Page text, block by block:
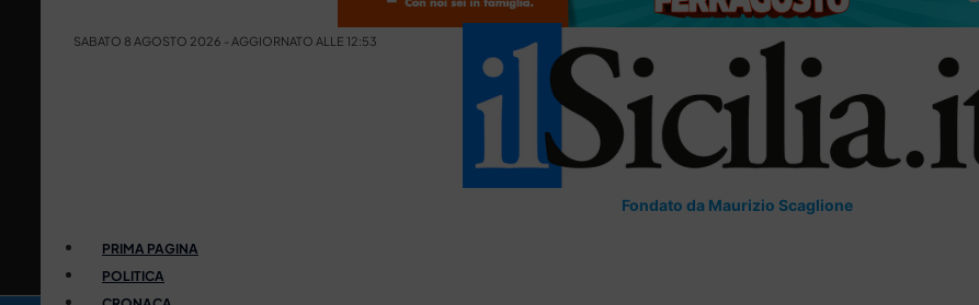
SABATO 8 AGOSTO 2026 - AGGIORNATO ALLE 12:53
Fondato da Maurizio Scaglione
PRIMA PAGINA
POLITICA